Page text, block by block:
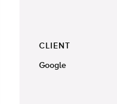
CLIENT
Google